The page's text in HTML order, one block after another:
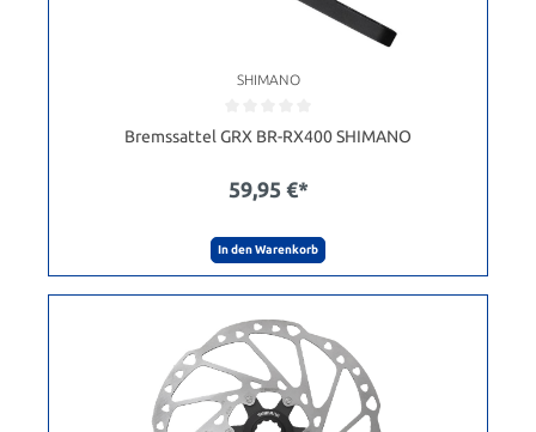
SHIMANO
Bremssattel GRX BR-RX400 SHIMANO
59,95 €*
In den Warenkorb